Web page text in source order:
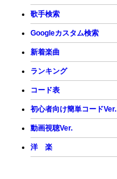
歌手検索
Googleカスタム検索
新着楽曲
ランキング
コード表
初心者向け簡単コードVer.
動画視聴Ver.
洋 楽